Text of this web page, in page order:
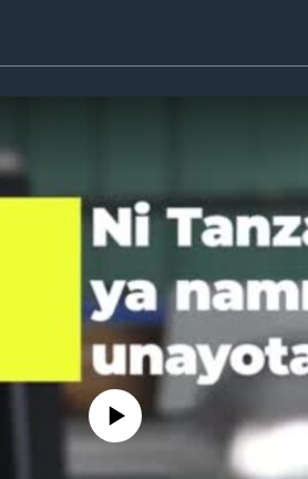
media source currently available